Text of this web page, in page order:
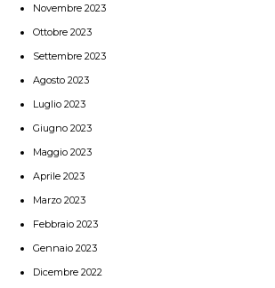
Novembre 2023
Ottobre 2023
Settembre 2023
Agosto 2023
Luglio 2023
Giugno 2023
Maggio 2023
Aprile 2023
Marzo 2023
Febbraio 2023
Gennaio 2023
Dicembre 2022